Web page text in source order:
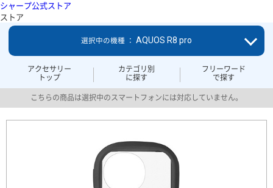
シャープ公式ストア
ストア
アクセサリー
トップ
カテゴリ別
に探す
フリーワード
で探す
選択中の機種 ： AQUOS R8 pro
こちらの商品は選択中のスマートフォンには対応していません。